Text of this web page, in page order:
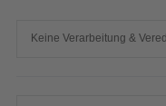
Keine Verarbeitung &